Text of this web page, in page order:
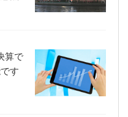
算で
す